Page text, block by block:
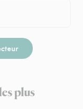
plus